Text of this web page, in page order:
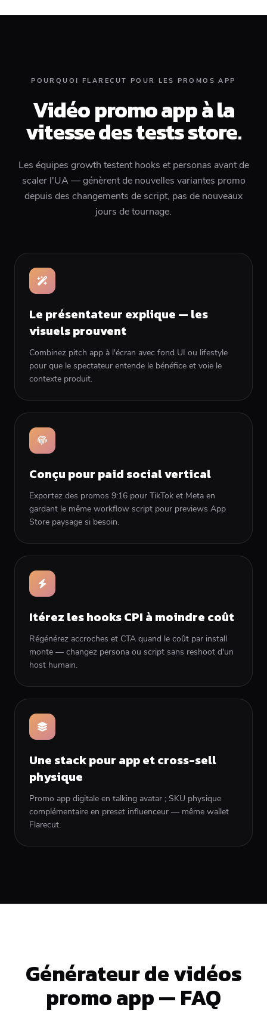
POURQUOI FLARECUT POUR LES PROMOS APP
Vidéo promo app à la
vitesse des tests store.
Les équipes growth testent hooks et personas avant de
scaler l'UA — génèrent de nouvelles variantes promo
depuis des changements de script, pas de nouveaux
jours de tournage.
Le présentateur explique — les
visuels prouvent
Combinez pitch app à l'écran avec fond UI ou lifestyle
pour que le spectateur entende le bénéfice et voie le
contexte produit.
Conçu pour paid social vertical
Exportez des promos 9:16 pour TikTok et Meta en
gardant le même workflow script pour previews App
Store paysage si besoin.
Itérez les hooks CPI à moindre coût
Régénérez accroches et CTA quand le coût par install
monte — changez persona ou script sans reshoot d'un
host humain.
Une stack pour app et cross-sell
physique
Promo app digitale en talking avatar ; SKU physique
complémentaire en preset influenceur — même wallet
Flarecut.
Générateur de vidéos
promo app — FAQ